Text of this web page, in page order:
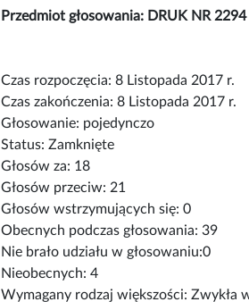
Przedmiot głosowania: DRUK NR
Czas rozpoczęcia: 8 Listopada 2017 r.
Czas zakończenia: 8 Listopada 2017 r.
Głosowanie: pojedynczo
Status: Zamknięte
Głosów za: 18
Głosów przeciw: 21
Głosów wstrzymujących się: 0
Obecnych podczas głosowania: 39
Nie brało udziału w głosowaniu:0
Nieobecnych: 4
Wymagany rodzaj większości: Zwykła